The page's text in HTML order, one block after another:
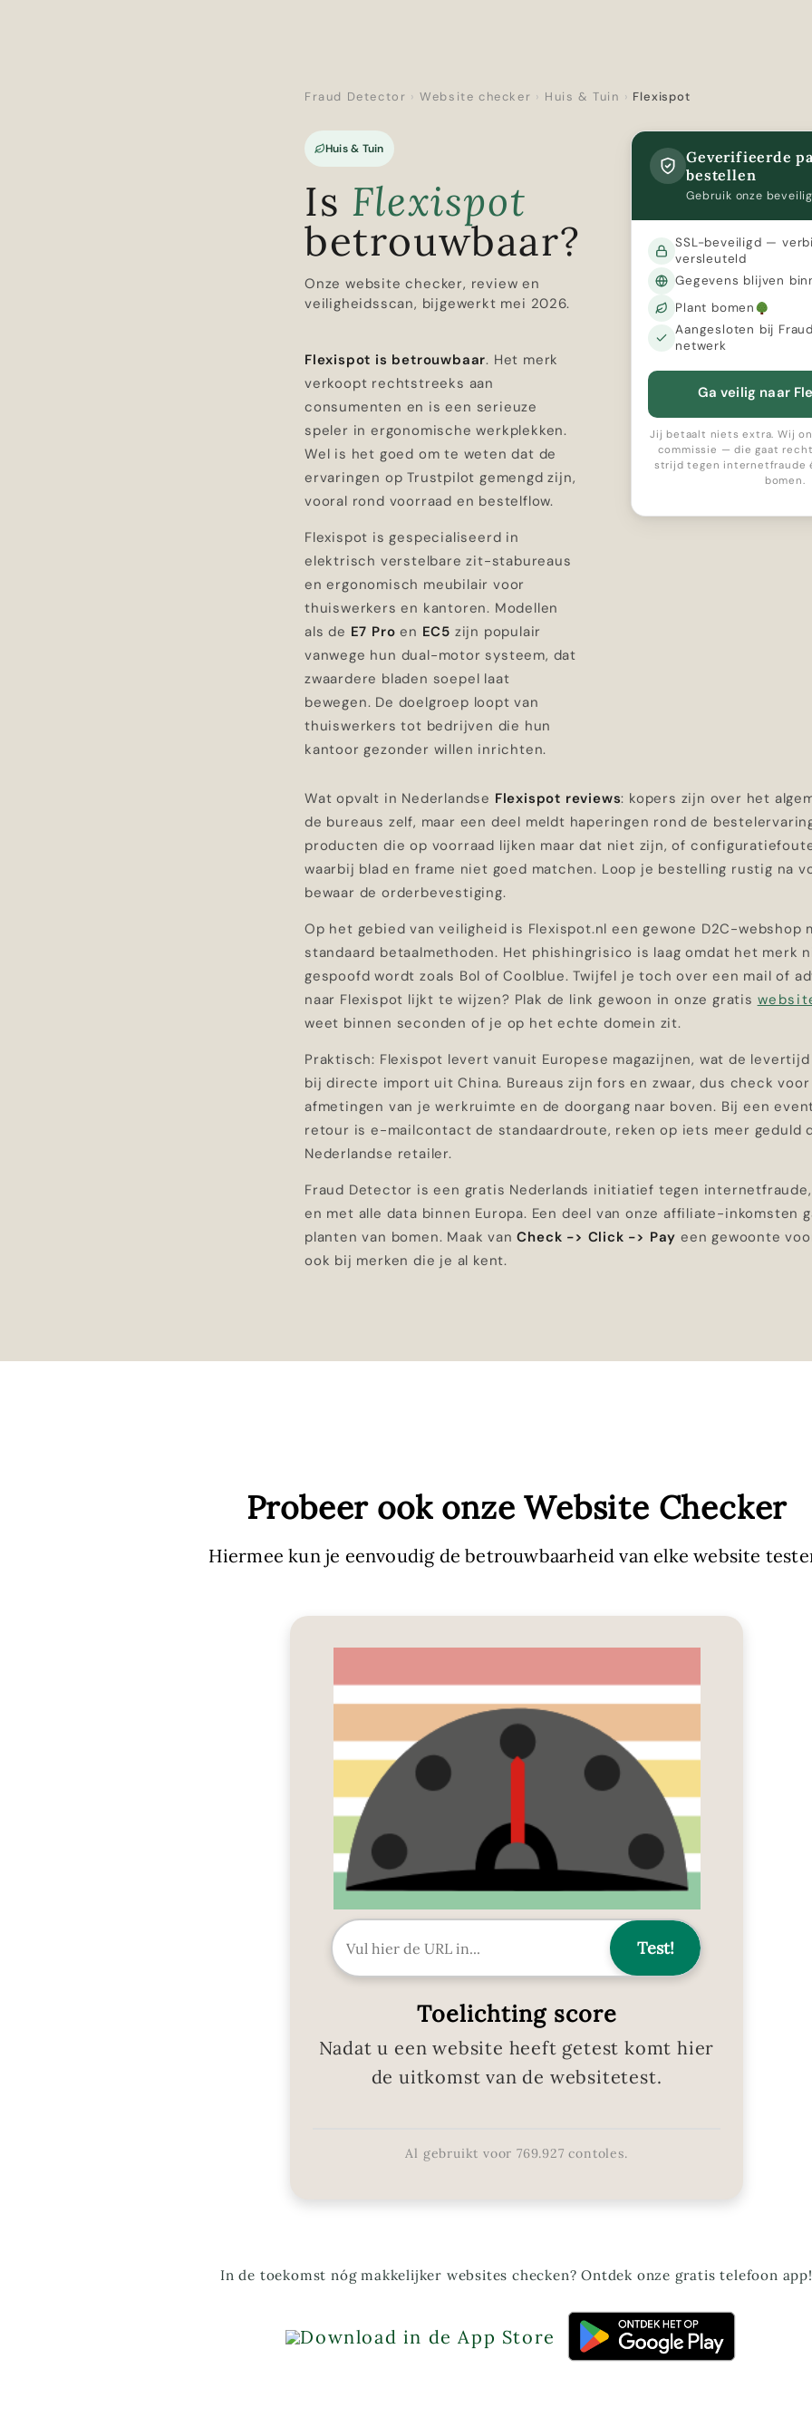
Fraud Detector › Website checker › Huis & Tuin › Flexispot
Huis & Tuin
Is Flexispot
betrouwbaar?
Onze website checker, review en
veiligheidsscan, bijgewerkt mei 2026.
Geverifieerde
bestellen
Gebruik onze
SSL-beveiligd —
versleuteld
Gegevens blijven
Plant bomen
Aangesloten bij
netwerk
Ga veilig naar
Jij betaalt niets extra. Wij
commissie — die gaat
strijd tegen internetfraude
bomen.
Flexispot is betrouwbaar. Het merk
verkoopt rechtstreeks aan
consumenten en is een serieuze
speler in ergonomische werkplekken.
Wel is het goed om te weten dat de
ervaringen op Trustpilot gemengd zijn,
vooral rond voorraad en bestelflow.
Flexispot is gespecialiseerd in
elektrisch verstelbare zit-stabureaus
en ergonomisch meubilair voor
thuiswerkers en kantoren. Modellen
als de E7 Pro en EC5 zijn populair
vanwege hun dual-motor systeem, dat
zwaardere bladen soepel laat
bewegen. De doelgroep loopt van
thuiswerkers tot bedrijven die hun
kantoor gezonder willen inrichten.
Wat opvalt in Nederlandse Flexispot reviews: kopers zijn over het
de bureaus zelf, maar een deel meldt haperingen rond de
producten die op voorraad lijken maar dat niet zijn, of
waarbij blad en frame niet goed matchen. Loop je bestelling rustig na
bewaar de orderbevestiging.
Op het gebied van veiligheid is Flexispot.nl een gewone D2C-webshop
standaard betaalmethoden. Het phishingrisico is laag omdat het merk
gespoofd wordt zoals Bol of Coolblue. Twijfel je toch over een mail of
naar Flexispot lijkt te wijzen? Plak de link gewoon in onze gratis
weet binnen seconden of je op het echte domein zit.
Praktisch: Flexispot levert vanuit Europese magazijnen, wat de
bij directe import uit China. Bureaus zijn fors en zwaar, dus check
afmetingen van je werkruimte en de doorgang naar boven. Bij een
retour is e-mailcontact de standaardroute, reken op iets meer geduld
Nederlandse retailer.
Fraud Detector is een gratis Nederlands initiatief tegen
en met alle data binnen Europa. Een deel van onze affiliate-inkomsten
planten van bomen. Maak vanCheck -> Click -> Pay een gewoonte
ook bij merken die je al kent.
Probeer ook onze Website Checker
Hiermee kun je eenvoudig de betrouwbaarheid van elke website
Toelichting score
Nadat u een website heeft getest komt hier
de uitkomst van de websitetest.
Al gebruikt voor 769.927 contoles.
In de toekomst nóg makkelijker websites checken? Ontdek onze gratis telefoon app!